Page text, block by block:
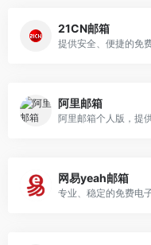
21CN邮箱
提供安全、便捷的免
阿里邮箱
阿里邮箱个人版，提
网易yeah邮箱
专业、稳定的免费电